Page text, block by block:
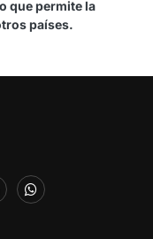
que permite la
países.